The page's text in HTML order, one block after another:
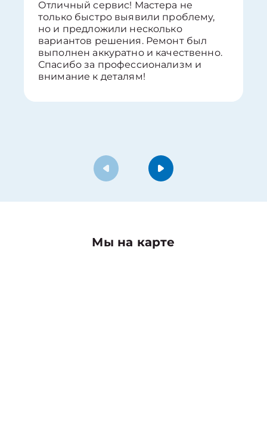
Отличный сервис! Мастера не
только быстро выявили проблему,
но и предложили несколько
вариантов решения. Ремонт был
выполнен аккуратно и качественно.
Спасибо за профессионализм и
внимание к деталям!
Мы на карте